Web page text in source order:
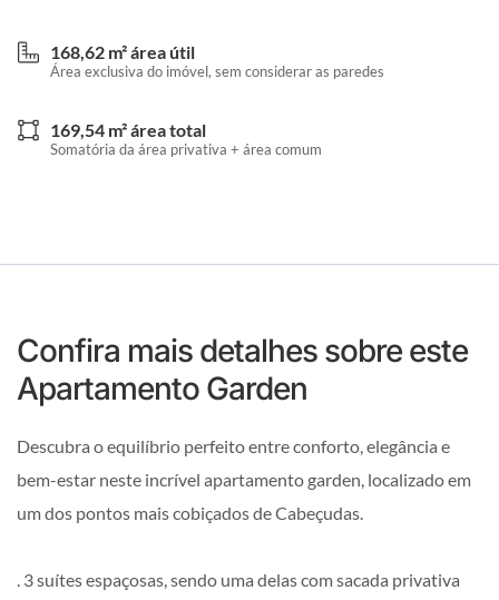
168,62 m² área útil
Área exclusiva do imóvel, sem considerar as paredes
169,54 m² área total
Somatória da área privativa + área comum
Confira mais detalhes sobre este
Apartamento Garden
Descubra o equilíbrio perfeito entre conforto, elegância e
bem-estar neste incrível apartamento garden, localizado em
um dos pontos mais cobiçados de Cabeçudas.
. 3 suítes espaçosas, sendo uma delas com sacada privativa